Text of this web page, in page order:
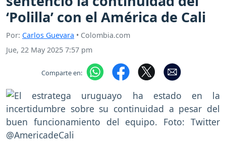
‘Polilla’ con el América de Cali
Por: Carlos Guevara • Colombia.com
Jue, 22 May 2025 7:57 pm
Comparte en: